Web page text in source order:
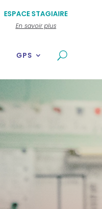
ESPACE STAGIAIRE
En savoir plus
GPS